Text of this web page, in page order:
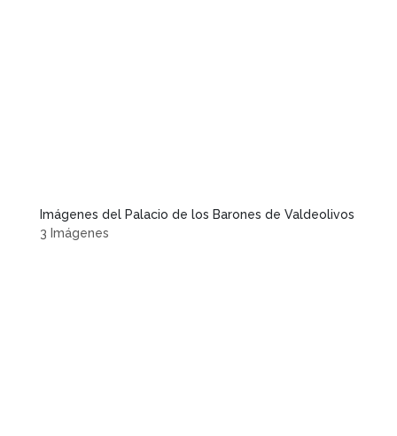
Imágenes del Palacio de los Barones de Valdeolivos
3 Imágenes